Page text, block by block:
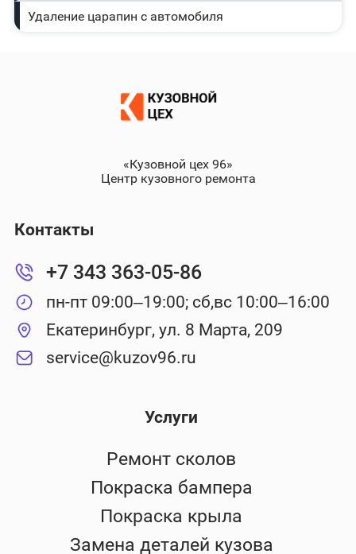
Удаление царапин с автомобиля
«Кузовной цех 96»
Центр кузовного ремонта
Услуги
Ремонт сколов
Покраска бампера
Покраска крыла
Замена деталей кузова
Контакты
+7 343 363-05-86
пн-пт 09:00–19:00; сб,вс 10:00–16:00
Екатеринбург, ул. 8 Марта, 209
service@kuzov96.ru